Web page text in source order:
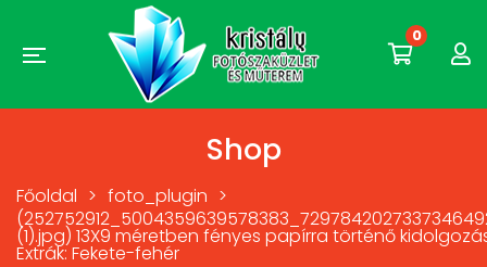
0
Shop
Főoldal > foto_plugin >
(1).jpg) 13X9 méretben fényes papírra történő
Extrák: Fekete-fehér